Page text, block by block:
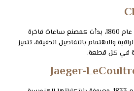
تأسست شوبارد في سويسرا عام 1860، بدأت كمصنع ساعات فاخرة
والاهتمام بالتفاصيل الدقيقة، تتميز
في كل قطعة.